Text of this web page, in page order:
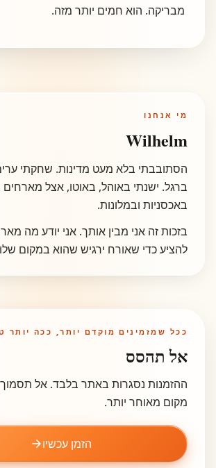
מבריקה. הוא חמים יותר מזה.
מי אנחנו
Wilhelm
הסתובבתי בלא מעט מדינות. שחקתי
ברגל. ישנתי באוהל, באוטו, אצל מארחים
באכסניות ובמלונות.
בזכות זה אני מבין אותך. אני יודע מה
להציע כדי שאורח ירגיש שהוא במקום
ככל שמזמינים מוקדם יותר, ככה יותר
אל תהסס
ההזמנות נסגרות באתר בלבד. אל תסמוך
מקום מאוחר יותר.
הזמן עכשיו